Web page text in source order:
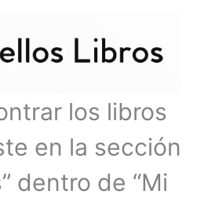
los libros
en la sección
dentro de “Mi
principal